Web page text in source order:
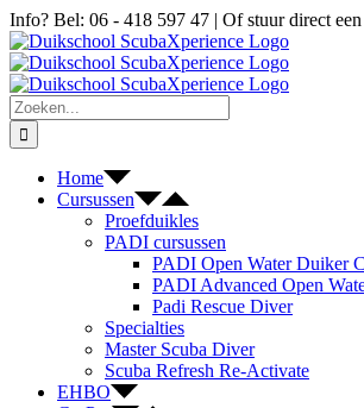
Ga
naar
inhoud
Facebook
X
YouTube
Google
Reviews
Info? Bel: 06 - 418 597 47 | Of stuur direct een
Zoeken
naar:
Home
Cursussen
Proefduikles
PADI cursussen
PADI Open Water Duiker
PADI Advanced Open
Padi Rescue Diver
Specialties
Master Scuba Diver
Scuba Refresh Re-Activate
EHBO